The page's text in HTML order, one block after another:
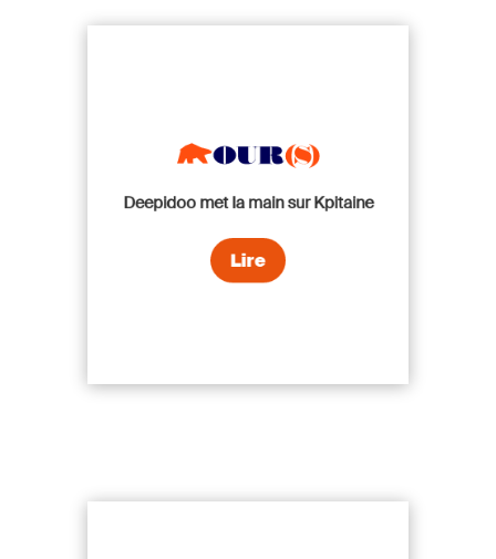
Deepidoo met la main sur Kpitaine
Lire